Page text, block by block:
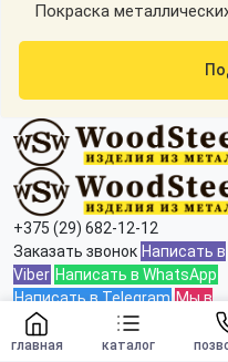
главная каталог
Покраска
+375 (29) 682-12-12
Заказать звонок Написать в
Viber Написать в WhatsApp
Написать в Telegram Мы в
Instagram